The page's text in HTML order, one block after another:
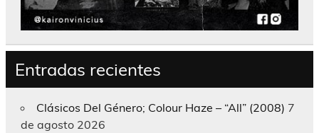
Entradas recientes
Clásicos Del Género; Colour Haze – “All” (2008) 7
de agosto 2026